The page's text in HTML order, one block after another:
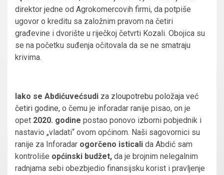
direktor jedne od Agrokomercovih firmi, da potpiše
ugovor o kreditu sa založnim pravom na četiri
građevine i dvorište u riječkoj četvrti Kozali. Obojica su
se na početku suđenja očitovala da se ne smatraju
krivima.
Iako se Abdićuvećsudi za zloupotrebu položaja već
četiri godine, o čemu je inforadar ranije pisao, on je
opet 2020. godine postao ponovo izborni pobjednik i
nastavio „vladati“ ovom općinom. Naši sagovornici su
ranije za Inforadar ogorčeno isticali da Abdić sam
kontroliše općinski budžet, da je brojnim nelegalnim
radnjama sebi obezbjedio finansijsku korist i pravljenje